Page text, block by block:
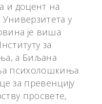
и доцент на
у
је виша
за
а Биљана
психолошкиња
за превенцију
просвете,